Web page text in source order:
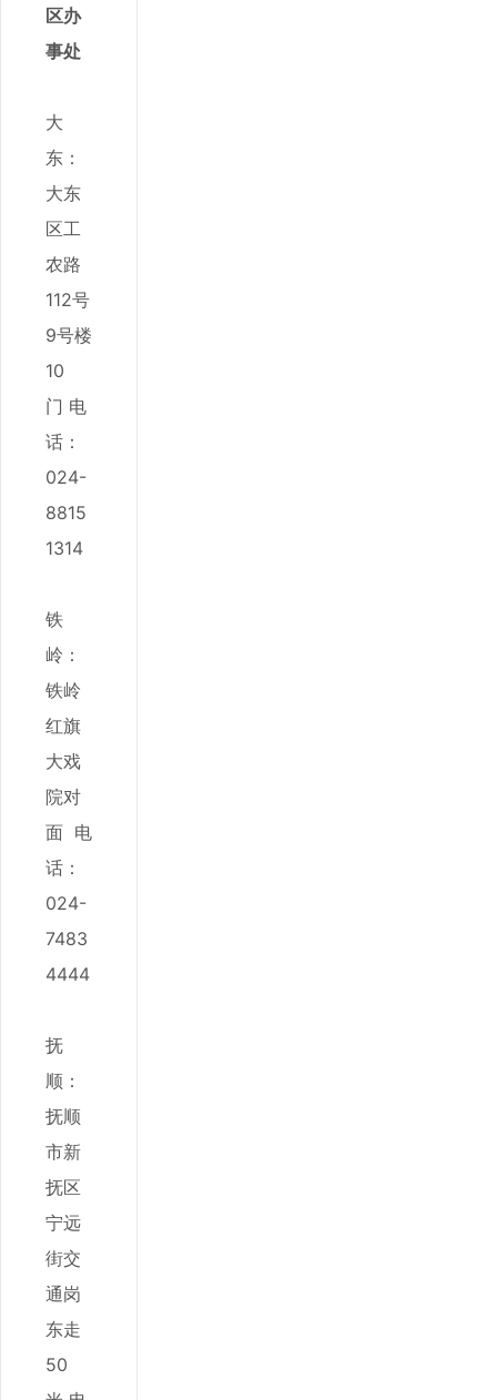
区办
事处
大
东：
大东
区工
农路
112号
9号楼
10
门 电
话：
024-
8815
1314
铁
岭：
铁岭
红旗
大戏
院对
面 电
话：
024-
7483
4444
抚
顺：
抚顺
市新
抚区
宁远
街交
通岗
东走
50